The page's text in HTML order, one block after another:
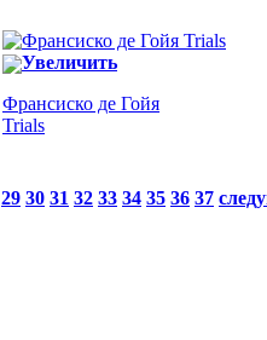
Увеличить
Франсиско де Гойя
Trials
29 30 31 32 33 34 35 36 37